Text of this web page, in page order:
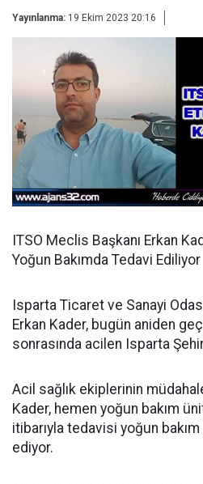
Yayınlanma: 19 Ekim 2023 20:16
ITSO Meclis Başkanı Erkan
Yoğun Bakımda Tedavi Ediliyor
Isparta Ticaret ve Sanayi
Erkan Kader, bugün aniden
sonrasında acilen Isparta
Acil sağlık ekiplerinin
Kader, hemen yoğun bakım
itibarıyla tedavisi yoğun
ediyor.